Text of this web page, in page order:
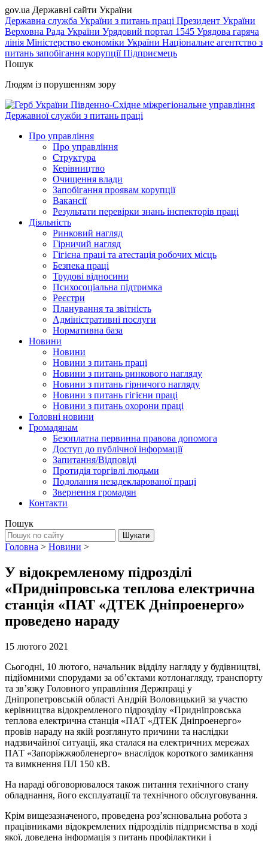
gov.ua Державні сайти України
Державна служба України з питань праці Президент України
Верховна Рада України Урядовий портал 1545 Урядова гаряча
лінія Міністерство економіки України Національне агентство з
питань запобігання корупціїПідприємець
Пошук
Людям із порушенням зору
Південно-Східне міжрегіональне управління
Державної служби з питань праці
Про управління
Про управління
Структура
Керівництво
Очищення влади
Запобігання проявам корупції
Вакансії
Результати перевірки знань інспекторів праці
Діяльність
Ринковий нагляд
Гірничий нагляд
Гігієна праці та атестація робочих місць
Безпека праці
Трудові відносини
Психосоціальна підтримка
Реєстри
Планування та звітність
Адміністративні послуги
Нормативна база
Новини
Новини
Новини з питань праці
Новини з питань ринкового нагляду
Новини з питань гірничого нагляду
Новини з питань гігієни праці
Новини з питань охорони праці
Головні новини
Громадянам
Безоплатна первинна правова допомога
Доступ до публічної інформації
Запитання/Відповіді
Протидія торгівлі людьми
Подолання незадекларованої праці
Звернення громадян
Контакти
Пошук
Головна > Новини >
У відокремленому підрозділі
«Придніпровська теплова електрична
станція «ПАТ «ДТЕК Дніпроенерго»
проведено нараду
15 лютого 2021
Сьогодні, 10 лютого, начальник відділу нагляду у будівництві,
підйомними спорудами за об’єктами котлонагляду, транспорту
та зв’язку Головного управління Держпраці у
Дніпропетровській області Андрій Воловицький за участю
керівництва відокремленого підрозділу «Придніпровська
теплова електрична станція «ПАТ «ДТЕК Дніпроенерго»
провів нараду на якій розглянуто причини та наслідки
надзвичайної ситуації, яка сталася на електричних мережах
ПАТ «Запоріжжяобленерго» внаслідок короткого замикання
та вимкнення ПЛ 150 кВ.
На нараді обговорювалося також питання технічного стану
обладнання, його експлуатації та технічного обслуговування.
Крім вищезазначеного, проведена роз’яснювальна робота з
працівниками відокремлених підрозділів підприємства в ході
якої, доведена інформація з питань профілактики і